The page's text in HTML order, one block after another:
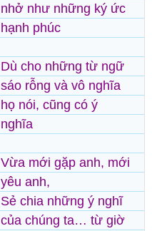
nhở như những ký ức
hạnh phúc
Dù cho những từ ngữ
sáo rỗng và vô nghĩa
họ nói, cũng có ý
nghĩa
Vừa mới gặp anh, mới
yêu anh,
Sẻ chia những ý nghĩ
của chúng ta… từ giờ